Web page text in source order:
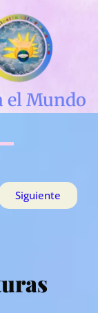
el Mundo
Siguiente